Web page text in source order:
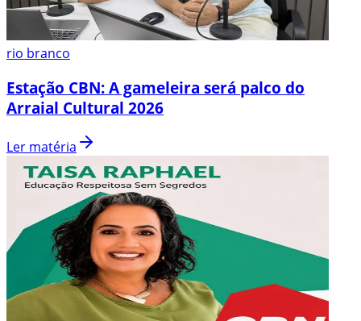
rio branco
Estação CBN: A gameleira será palco do
Arraial Cultural 2026
Ler matéria